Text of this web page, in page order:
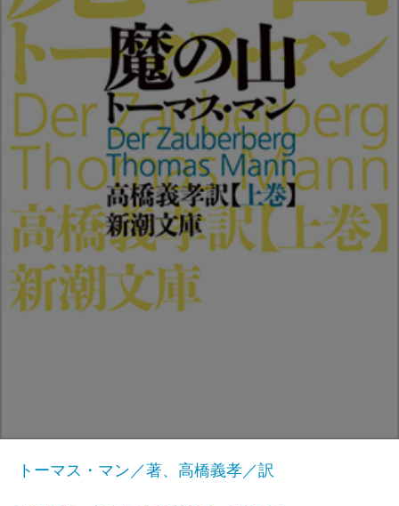
トーマス・マン／著、高橋義孝／訳